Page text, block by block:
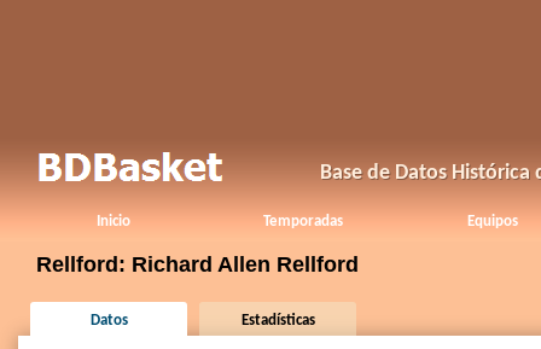
Base de Datos Histórica
Inicio Temporadas Equipos
Rellford: Richard Allen Rellford
Datos Estadísticas